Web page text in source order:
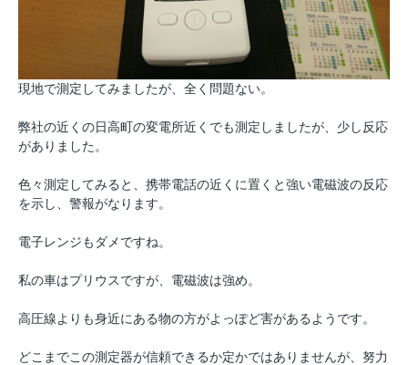
現地で測定してみましたが、全く問題ない。
弊社の近くの日高町の変電所近くでも測定しましたが、少し反応
がありました。
色々測定してみると、携帯電話の近くに置くと強い電磁波の反応
を示し、警報がなります。
電子レンジもダメですね。
私の車はプリウスですが、電磁波は強め。
高圧線よりも身近にある物の方がよっぽど害があるようです。
どこまでこの測定器が信頼できるか定かではありませんが、努力